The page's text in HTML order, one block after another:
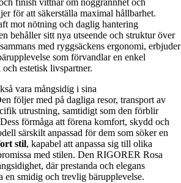
finish vittnar om noggrannhet och
för att säkerställa maximal hållbarhet.
mot nötning och daglig hantering
behåller sitt nya utseende och struktur över
med ryggsäckens ergonomi, erbjuder
som förvandlar en enkel
estetisk livspartner.
vara mångsidig i sina
följer med på dagliga resor, transport av
utrustning, samtidigt som den förblir
förmåga att förena komfort, skydd och
särskilt anpassad för dem som söker en
stil, kapabel att anpassa sig till olika
med stilen. Den RIGORER Rosa
där prestanda och elegans
en smidig och trevlig bärupplevelse.